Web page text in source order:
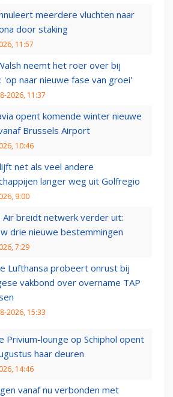
meerdere vluchten naar
door staking
11:57
neemt het roer over bij
'op naar nieuwe fase van groei'
2026, 11:37
opent komende winter nieuwe
Brussels Airport
10:46
net als veel andere
langer weg uit Golfregio
9:00
Air breidt netwerk verder uit:
drie nieuwe bestemmingen
7:29
Lufthansa probeert onrust bij
vakbond over overname TAP
2026, 15:33
Privium-lounge op Schiphol opent
haar deuren
14:46
vanaf nu verbonden met